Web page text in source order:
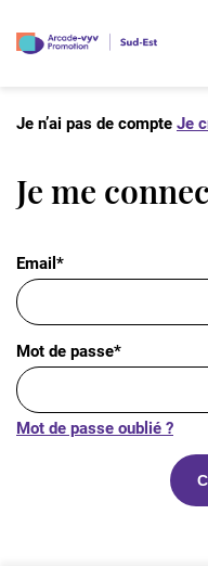
Je n’ai pas de compte Je
Je me
Email*
Mot de passe*
Mot de passe oublié ?